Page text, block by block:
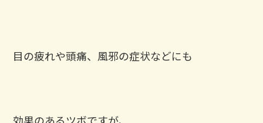
目の疲れや頭痛、風邪の症状などにも